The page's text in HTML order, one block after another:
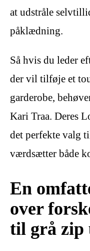
at udstråle
påklædning.
Så hvis du leder
der vil tilføje et
garderobe,
Kari Traa. Deres
det perfekte valg
værdsætter både
En
over
til grå zip